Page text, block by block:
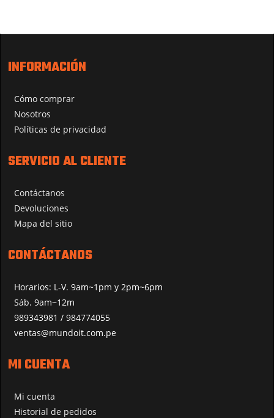
INFORMACIÓN
Cómo comprar
Nosotros
Políticas de privacidad
SERVICIO AL CLIENTE
Contáctanos
Devoluciones
Mapa del sitio
CONTÁCTANOS
Horarios: L-V. 9am~1pm y 2pm~6pm
Sáb. 9am~12m
989343981 / 984774055
ventas@mundoit.com.pe
MI CUENTA
Mi cuenta
Historial de pedidos